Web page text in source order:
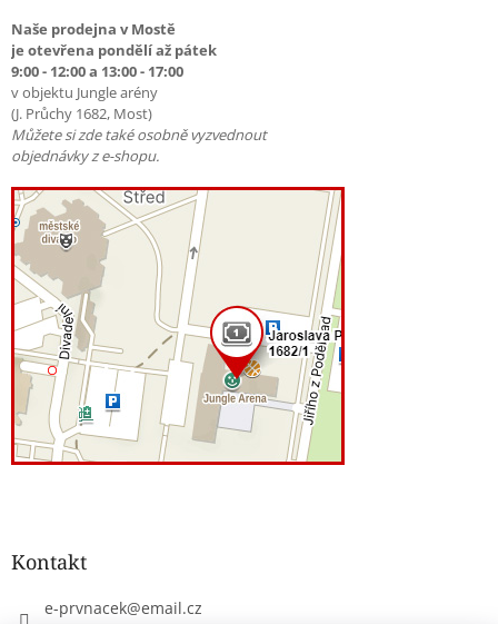
Naše prodejna v Mostě
je otevřena pondělí až pátek
9:00 - 12:00 a 13:00 - 17:00
v objektu Jungle arény
(J. Průchy 1682, Most)
Můžete si zde také osobně vyzvednout
objednávky z e-shopu.
Kontakt
e-prvnacek@email.cz